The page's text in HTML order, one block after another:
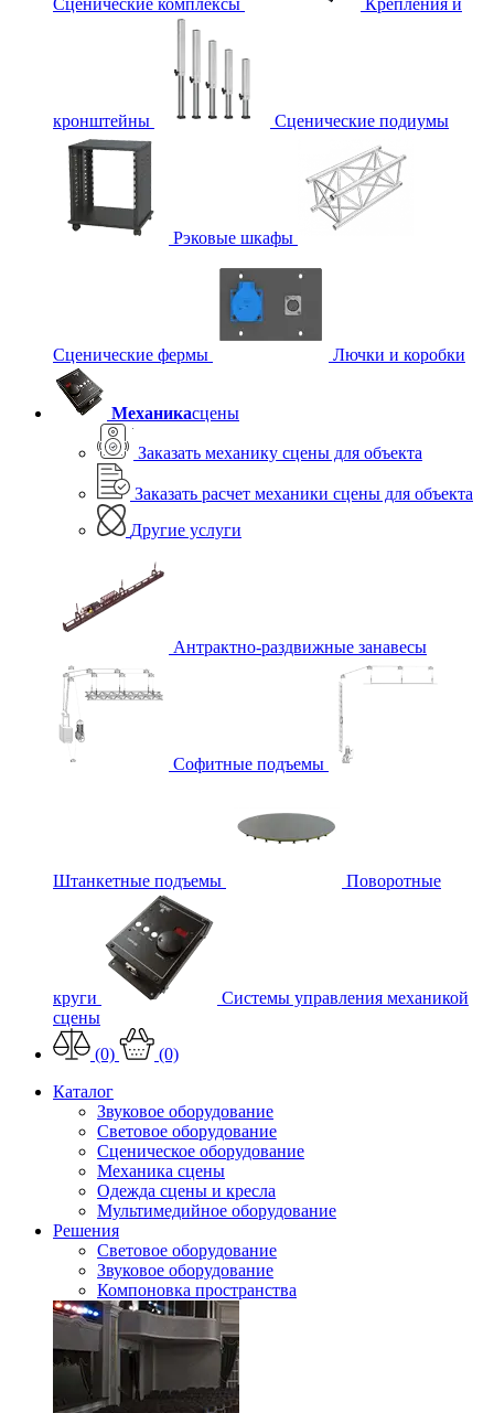
Сценические комплексы Крепления и
кронштейны Сценические подиумы
Рэковые шкафы
Сценические фермы Лючки и коробки
Механикасцены
Заказать механику сцены для объекта
Заказать расчет механики сцены для объекта
Другие услуги
Антрактно-раздвижные занавесы
Софитные подъемы
Штанкетные подъемы Поворотные
круги
Системы управления механикой
сцены
(0)
(0)
Каталог
Звуковое оборудование
Световое оборудование
Сценическое оборудование
Механика сцены
Одежда сцены и кресла
Мультимедийное оборудование
Решения
Световое оборудование
Звуковое оборудование
Компоновка пространства